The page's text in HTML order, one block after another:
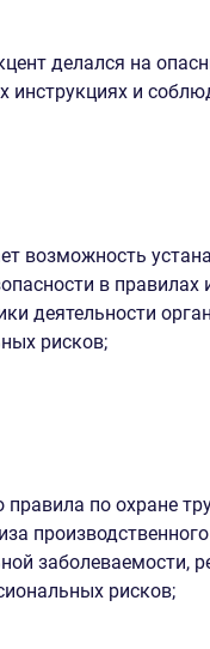
делался на
инструкциях и
возможность
в правилах
деятельности
рисков;
правила по охране
заболеваемости,
рисков;